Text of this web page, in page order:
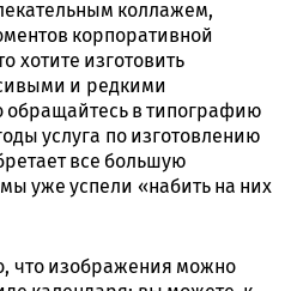
коллажем,
корпоративной
хотите изготовить
и редкими
в типографию
услуга по изготовлению
все большую
уже успели «набить на них
что изображения можно